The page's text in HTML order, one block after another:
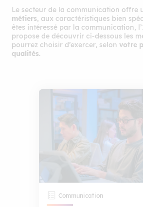
Le secteur de la communication offre
métiers, aux caractéristiques bien
êtes intéressé par la communication,
propose de découvrir ci-dessous les
pourrez choisir d’exercer, selon votre
qualités.
Communication